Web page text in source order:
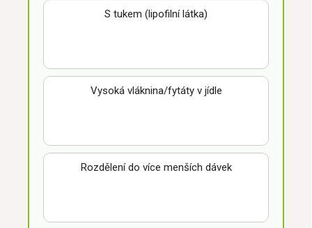
S tukem (lipofilní látka)
Vysoká vláknina/fytáty v jídle
Rozdělení do více menších dávek